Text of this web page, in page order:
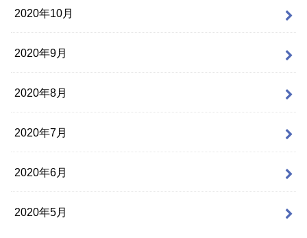
2020年10月
2020年9月
2020年8月
2020年7月
2020年6月
2020年5月